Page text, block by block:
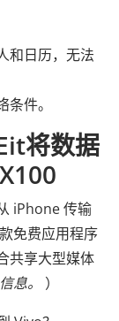
和日历，无法
件。
将数据
iPhone 传输
免费应用程序
共享大型媒体
息。
）